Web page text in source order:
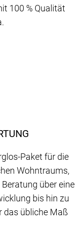
100 % Qualität
Paket für die
Wohntraums,
über eine
bis hin zu
das übliche Maß